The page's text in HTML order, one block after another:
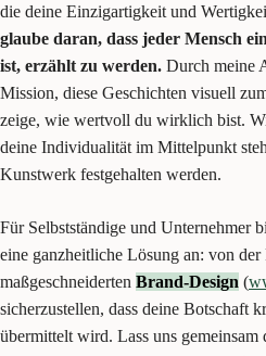
die deine Einzigartigkeit und
glaube daran, dass jeder Mensch
ist, erzählt zu werden. Durch meine
Mission, diese Geschichten visuell
zeige, wie wertvoll du wirklich bist.
deine Individualität im Mittelpunkt
Kunstwerk festgehalten werden.
Für Selbstständige und Unternehmer
eine ganzheitliche Lösung an: von
maßgeschneiderten Brand-Design (
sicherzustellen, dass deine Botschaft
übermittelt wird. Lass uns